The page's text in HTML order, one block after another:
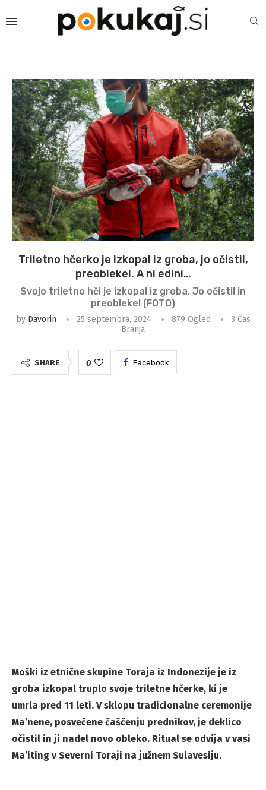
Triletno hčerko je izkopal iz groba, jo očistil,
preoblekel. A ni edini…
Svojo triletno hči je izkopal iz groba. Jo očistil in
preoblekel (FOTO)
by Davorin 25 septembra, 2024 879 Ogled
3 Čas
Branja
SHARE 0 Facebook
Moški iz etnične skupine Toraja iz Indonezije je iz
groba izkopal truplo svoje triletne hčerke, ki je
umrla pred 11 leti. V sklopu tradicionalne ceremonije
Ma’nene, posvečene čaščenju prednikov, je deklico
očistil in ji nadel novo obleko. Ritual se odvija v vasi
Ma’iting v Severni Toraji na južnem Sulavesiju.